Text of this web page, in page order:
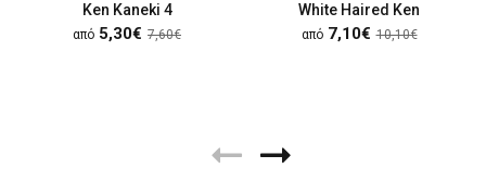
Ken Kaneki 4
από 5,30€ 7,60€
White Haired Ken
από 7,10€ 10,10€